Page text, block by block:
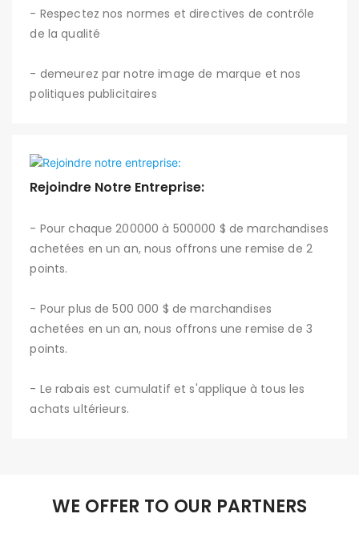
- Respectez nos normes et directives de contrôle
de la qualité
- demeurez par notre image de marque et nos
politiques publicitaires
Rejoindre Notre Entreprise:
- Pour chaque 200000 à 500000 $ de marchandises
achetées en un an, nous offrons une remise de 2
points.
- Pour plus de 500 000 $ de marchandises
achetées en un an, nous offrons une remise de 3
points.
- Le rabais est cumulatif et s'applique à tous les
achats ultérieurs.
WE OFFER TO OUR PARTNERS